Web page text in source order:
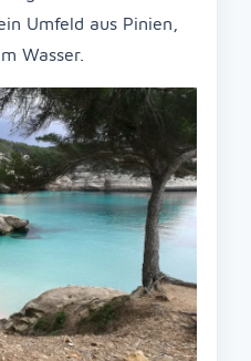
Umfeld aus Pinien,
Wasser.